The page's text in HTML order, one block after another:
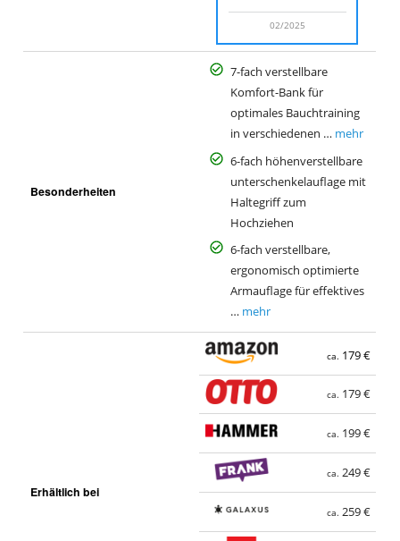
02/2025
Besonderheiten
7-fach verstellbare
Komfort-Bank für
optimales Bauchtraining
in verschiedenen … mehr
6-fach höhenverstellbare
unterschenkelauflage mit
Haltegriff zum
Hochziehen
6-fach verstellbare,
ergonomisch optimierte
Armauflage für effektives
… mehr
Erhältlich bei
ca. 179 €
ca. 179 €
ca. 199 €
ca. 249 €
ca. 259 €